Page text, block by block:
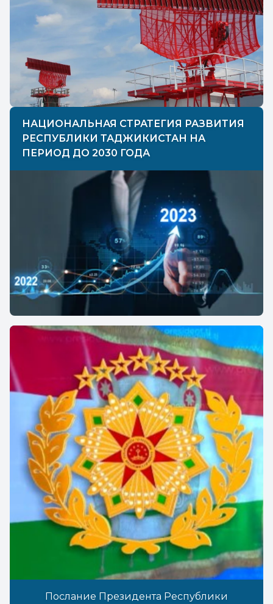
Послание Президента Республики
НАЦИОНАЛЬНАЯ СТРАТЕГИЯ РАЗВИТИЯ
РЕСПУБЛИКИ ТАДЖИКИСТАН НА
ПЕРИОД ДО 2030 ГОДА